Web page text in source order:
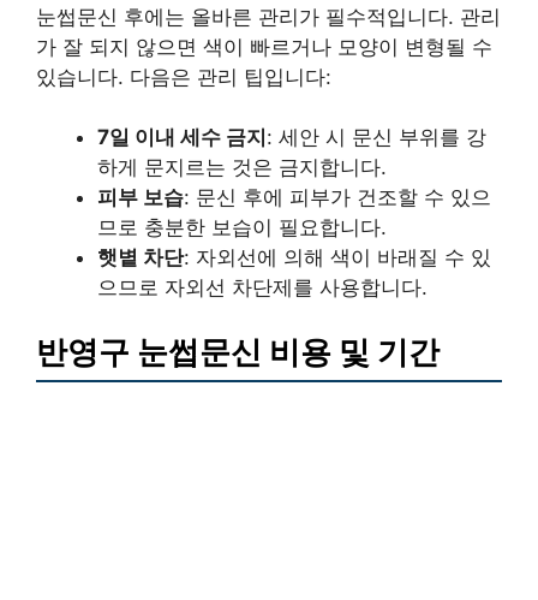
눈썹문신 후에는 올바른 관리가 필수적입니다. 관리
가 잘 되지 않으면 색이 빠르거나 모양이 변형될 수
있습니다. 다음은 관리 팁입니다:
7일 이내 세수 금지 : 세안 시 문신 부위를 강
하게 문지르는 것은 금지합니다.
피부 보습: 문신 후에 피부가 건조할 수 있으
므로 충분한 보습이 필요합니다.
햇볕 차단: 자외선에 의해 색이 바래질 수 있
으므로 자외선 차단제를 사용합니다.
반영구 눈썹문신 비용 및 기간